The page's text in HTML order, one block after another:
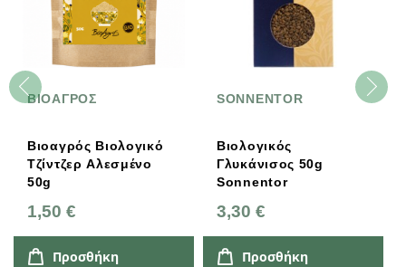
ΒΙΟΑΓΡΟΣ
Βιοαγρός Βιολογικό
Τζίντζερ Αλεσμένο
50g
1,50 €
Προσθήκη
SONNENTOR
Βιολογικός
Γλυκάνισος 50g
Sonnentor
3,30 €
Προσθήκη